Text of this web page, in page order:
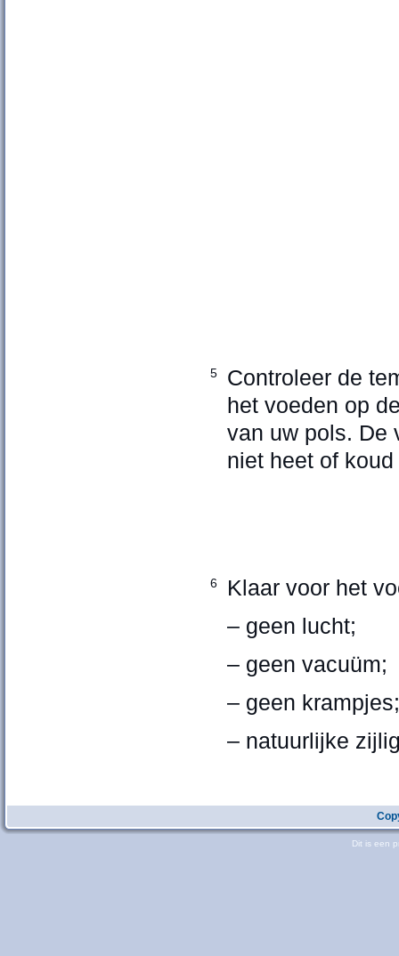
5
Controleer de
het voeden op
van uw pols. De
niet heet of
6
Klaar voor het
– geen lucht;
– geen vacuüm;
– geen krampjes;
– natuurlijke
Dit is een